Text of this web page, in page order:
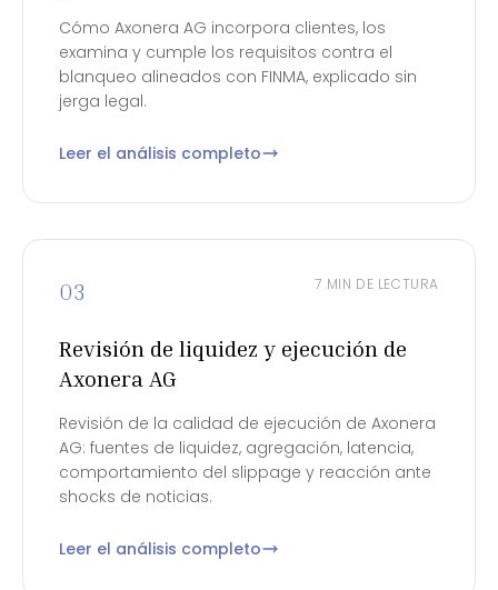
Cómo Axonera AG incorpora clientes, los
examina y cumple los requisitos contra el
blanqueo alineados con FINMA, explicado sin
jerga legal.
Leer el análisis completo
03 7 MIN DE LECTURA
Revisión de liquidez y ejecución de
Axonera AG
Revisión de la calidad de ejecución de Axonera
AG: fuentes de liquidez, agregación, latencia,
comportamiento del slippage y reacción ante
shocks de noticias.
Leer el análisis completo